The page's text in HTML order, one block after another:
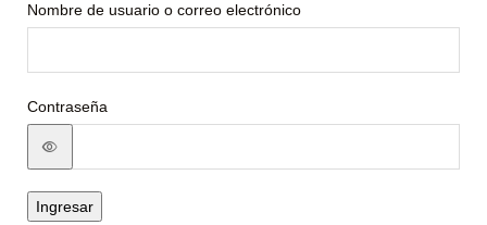
Nombre de usuario o correo electrónico
Contraseña
Ingresar